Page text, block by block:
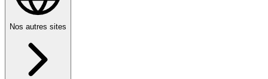
Nos autres sites